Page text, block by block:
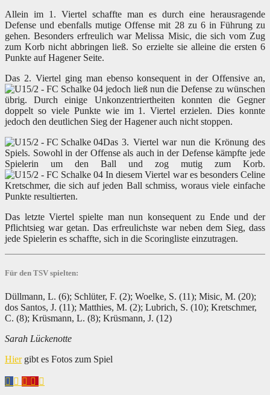
Allein im 1. Viertel schaffte man es durch eine herausragende
Defense und ebenfalls mutige Offense mit 28 zu 6 in Führung zu
gehen. Besonders erfreulich war Melissa Misic, die sich vom Zug
zum Korb nicht abbringen ließ. So erzielte sie alleine die ersten 6
Punkte auf Hagener Seite.
Das 2. Viertel ging man ebenso konsequent in derOffensive an,
jedoch ließ nun die Defense zu wünschen
übrig. Durch einige Unkonzentriertheiten konnten die Gegner
doppelt so viele Punkte wie im 1. Viertel erzielen. Dies konnte
jedoch den deutlichen Sieg der Hagener auch nicht stoppen.
Das 3. Viertel war nun die Krönung des
Spiels. Sowohl in der Offense als auch in der Defense kämpfte jede
Spielerin um den Ball und zog mutig zum Korb.
In diesem Viertel war es besonders Celine
Kretschmer, die sich auf jeden Ball schmiss, woraus viele einfache
Punkte resultierten.
Das letzte Viertel spielte man nun konsequent zu Ende und der
Pflichtsieg war getan. Das erfreulichste war neben dem Sieg, dass
jede Spielerin es schaffte, sich in die Scoringliste einzutragen.
Für den TSV spielten:
Düllmann, L. (6); Schlüter, F. (2); Woelke, S. (11); Misic, M. (20);
dos Santos, J. (11); Matthies, M. (2); Lubrich, S. (10); Kretschmer,
C. (8); Krüsmann, L. (8); Krüsmann, J. (12)
Sarah Lückenotte
Hiergibt es Fotos zum Spiel